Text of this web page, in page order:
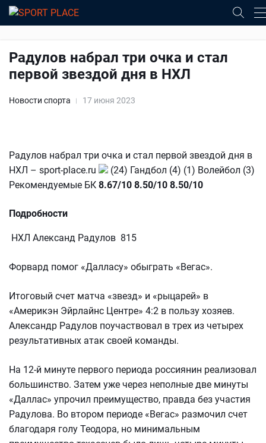
Радулов набрал три очка и стал
первой звездой дня в НХЛ
Новости спорта 17 июня 2023
Радулов набрал три очка и стал первой звездой дня в
НХЛ – sport-place.ru
(24) Гандбол (4) (1) Волейбол (3)
Рекомендуемые БК 8.67/10 8.50/10 8.50/10
Подробности
НХЛ Александ Радулов 815
Форвард помог «Далласу» обыграть «Вегас».
Итоговый счет матча «звезд» и «рыцарей» в
«Америкэн Эйрлайнс Центре» 4:2 в пользу хозяев.
Александр Радулов поучаствовал в трех из четырех
результативных атак своей команды.
На 12-й минуте первого периода россиянин реализовал
большинство. Затем уже через неполные две минуты
«Даллас» упрочил преимущество, правда без участия
Радулова. Во втором периоде «Вегас» размочил счет
благодаря голу Теодора, но минимальным